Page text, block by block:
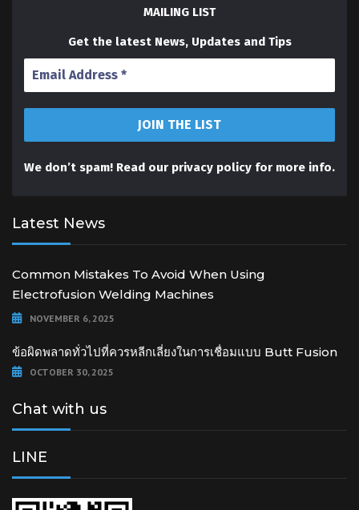
MAILING LIST
Get the latest News, Updates and Tips
We don’t spam! Read our privacy policy for more info.
Latest News
Common Mistakes To Avoid When Using
Electrofusion Welding Machines
NOVEMBER 6, 2025
ข้อผิดพลาดทั่วไปที่ควรหลีกเลี่ยงในการเชื่อมแบบ Butt Fusion
OCTOBER 30, 2025
Chat with us
LINE